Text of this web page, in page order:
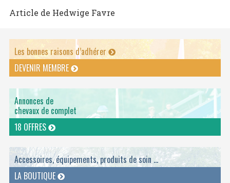
Article de Hedwige Favre
Les bonnes raisons d’adhérer
DEVENIR MEMBRE
Annonces de
chevaux de complet
18 OFFRES
Accessoires, équipements, produits de soin ...
LA BOUTIQUE